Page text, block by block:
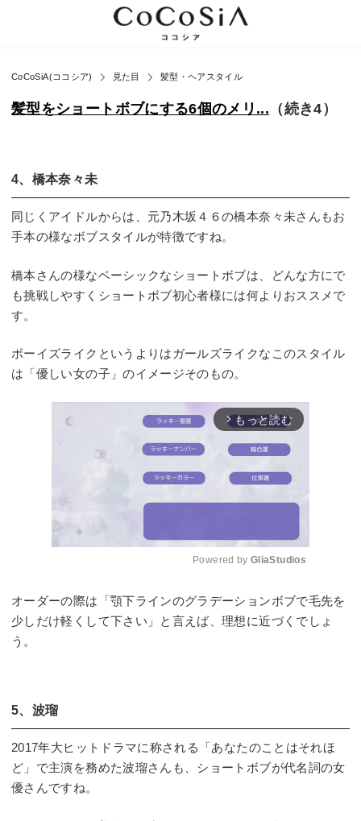
CoCoSiA(ココシア) 見た目 髪型・ヘアスタイル
髪型をショートボブにする6個のメリ... （続き4）
4、橋本奈々未
同じくアイドルからは、元乃木坂４６の橋本奈々未さんもお
手本の様なボブスタイルが特徴ですね。
橋本さんの様なベーシックなショートボブは、どんな方にで
も挑戦しやすくショートボブ初心者様には何よりおススメで
す。
ボーイズライクというよりはガールズライクなこのスタイル
は「優しい女の子」のイメージそのもの。
arrow_forward_ios もっと読む
Powered by GliaStudios
オーダーの際は「顎下ラインのグラデーションボブで毛先を
少しだけ軽くして下さい」と言えば、理想に近づくでしょ
う。
5、波瑠
2017年大ヒットドラマに称される「あなたのことはそれほ
ど」で主演を務めた波瑠さんも、ショートボブが代名詞の女
優さんですね。